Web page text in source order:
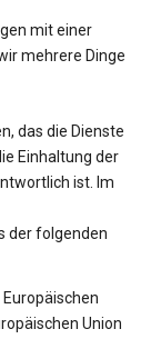
mit einer
mehrere Dinge
das die Dienste
Einhaltung der
ist. Im
der folgenden
Union